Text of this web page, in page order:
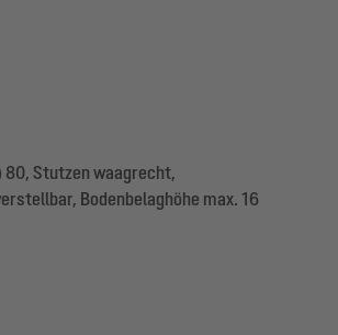
80, Stutzen waagrecht,
Bodenbelaghöhe max. 16